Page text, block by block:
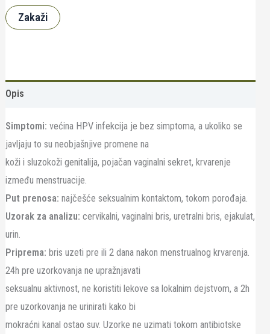
Zakaži
Opis
Simptomi: većina HPV infekcija je bez simptoma, a ukoliko se
javljaju to su neobjašnjive promene na
koži i sluzokoži genitalija, pojačan vaginalni sekret, krvarenje
između menstruacije.
Put prenosa: najčešće seksualnim kontaktom, tokom porođaja.
Uzorak za analizu: cervikalni, vaginalni bris, uretralni bris, ejakulat,
urin.
Priprema: bris uzeti pre ili 2 dana nakon menstrualnog krvarenja.
24h pre uzorkovanja ne upražnjavati
seksualnu aktivnost, ne koristiti lekove sa lokalnim dejstvom, a 2h
pre uzorkovanja ne urinirati kako bi
mokraćni kanal ostao suv. Uzorke ne uzimati tokom antibiotske